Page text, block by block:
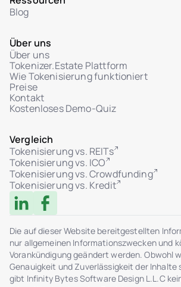
Blog
Über uns
Über uns
Tokenizer.Estate Plattform
Wie Tokenisierung funktioniert
Preise
Kontakt
Kostenloses Demo-Quiz
Vergleich
Tokenisierung vs. REITs
Tokenisierung vs. ICO
Tokenisierung vs. Crowdfunding
Tokenisierung vs. Kredit
Die auf dieser Website bereitgestellten
nur allgemeinen Informationszwecken und
Vorankündigung geändert werden. Obwohl
Genauigkeit und Zuverlässigkeit der Inhalte
gibt Infinity Bytes Software Design L.L.C